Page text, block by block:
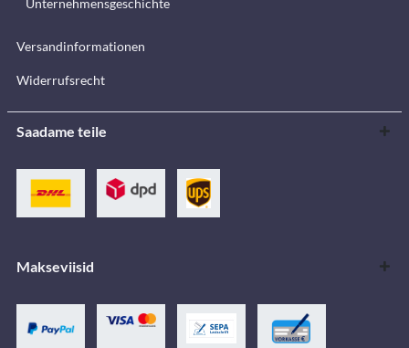
Versandinformationen
Widerrufsrecht
Saadame teile
Makseviisid